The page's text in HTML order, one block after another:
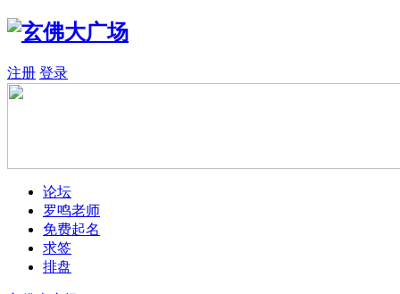
注册 登录
论坛
罗鸣老师
免费起名
求签
排盘